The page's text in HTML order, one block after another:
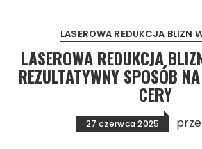
LASEROWA REDUKCJA BLIZN
LASEROWA REDUKCJA
REZULTATYWNY SPOSÓB
CERY
27 czerwca 2025